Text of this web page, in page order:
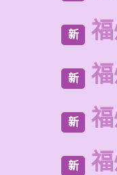
新
新
新
新